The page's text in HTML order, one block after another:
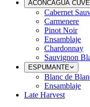
ACONCAGUA
Cabernet
Carmenere
Pinot Noir
Ensamblaje
Chardonnay
Sauvignon
ESPUMANTE
Blanc de
Ensamblaje
Late Harvest